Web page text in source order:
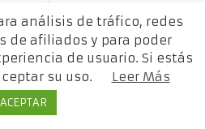
usar sin
1 semana, como
no te debes preocupar
cada día (como pasa
la competencia).
análisis de tráfico, redes
de afiliados y para poder
de usuario. Si estás
su uso.
Leer Más
ACEPTAR